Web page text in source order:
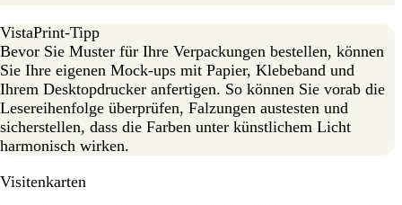
VistaPrint-Tipp
Bevor Sie Muster für Ihre Verpackungen bestellen, können
Sie Ihre eigenen Mock-ups mit Papier, Klebeband und
Ihrem Desktopdrucker anfertigen. So können Sie vorab die
Lesereihenfolge überprüfen, Falzungen austesten und
sicherstellen, dass die Farben unter künstlichem Licht
harmonisch wirken.
Visitenkarten